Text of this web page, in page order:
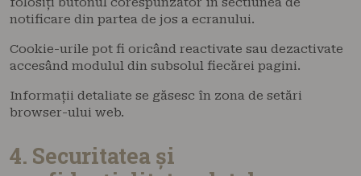
notificare din partea de jos a ecranului.
Cookie-urile pot fi oricând reactivate sau dezactivate
accesând modulul din subsolul fiecărei pagini.
Informații detaliate se găsesc în zona de setări
browser-ului web.
4. Securitatea și